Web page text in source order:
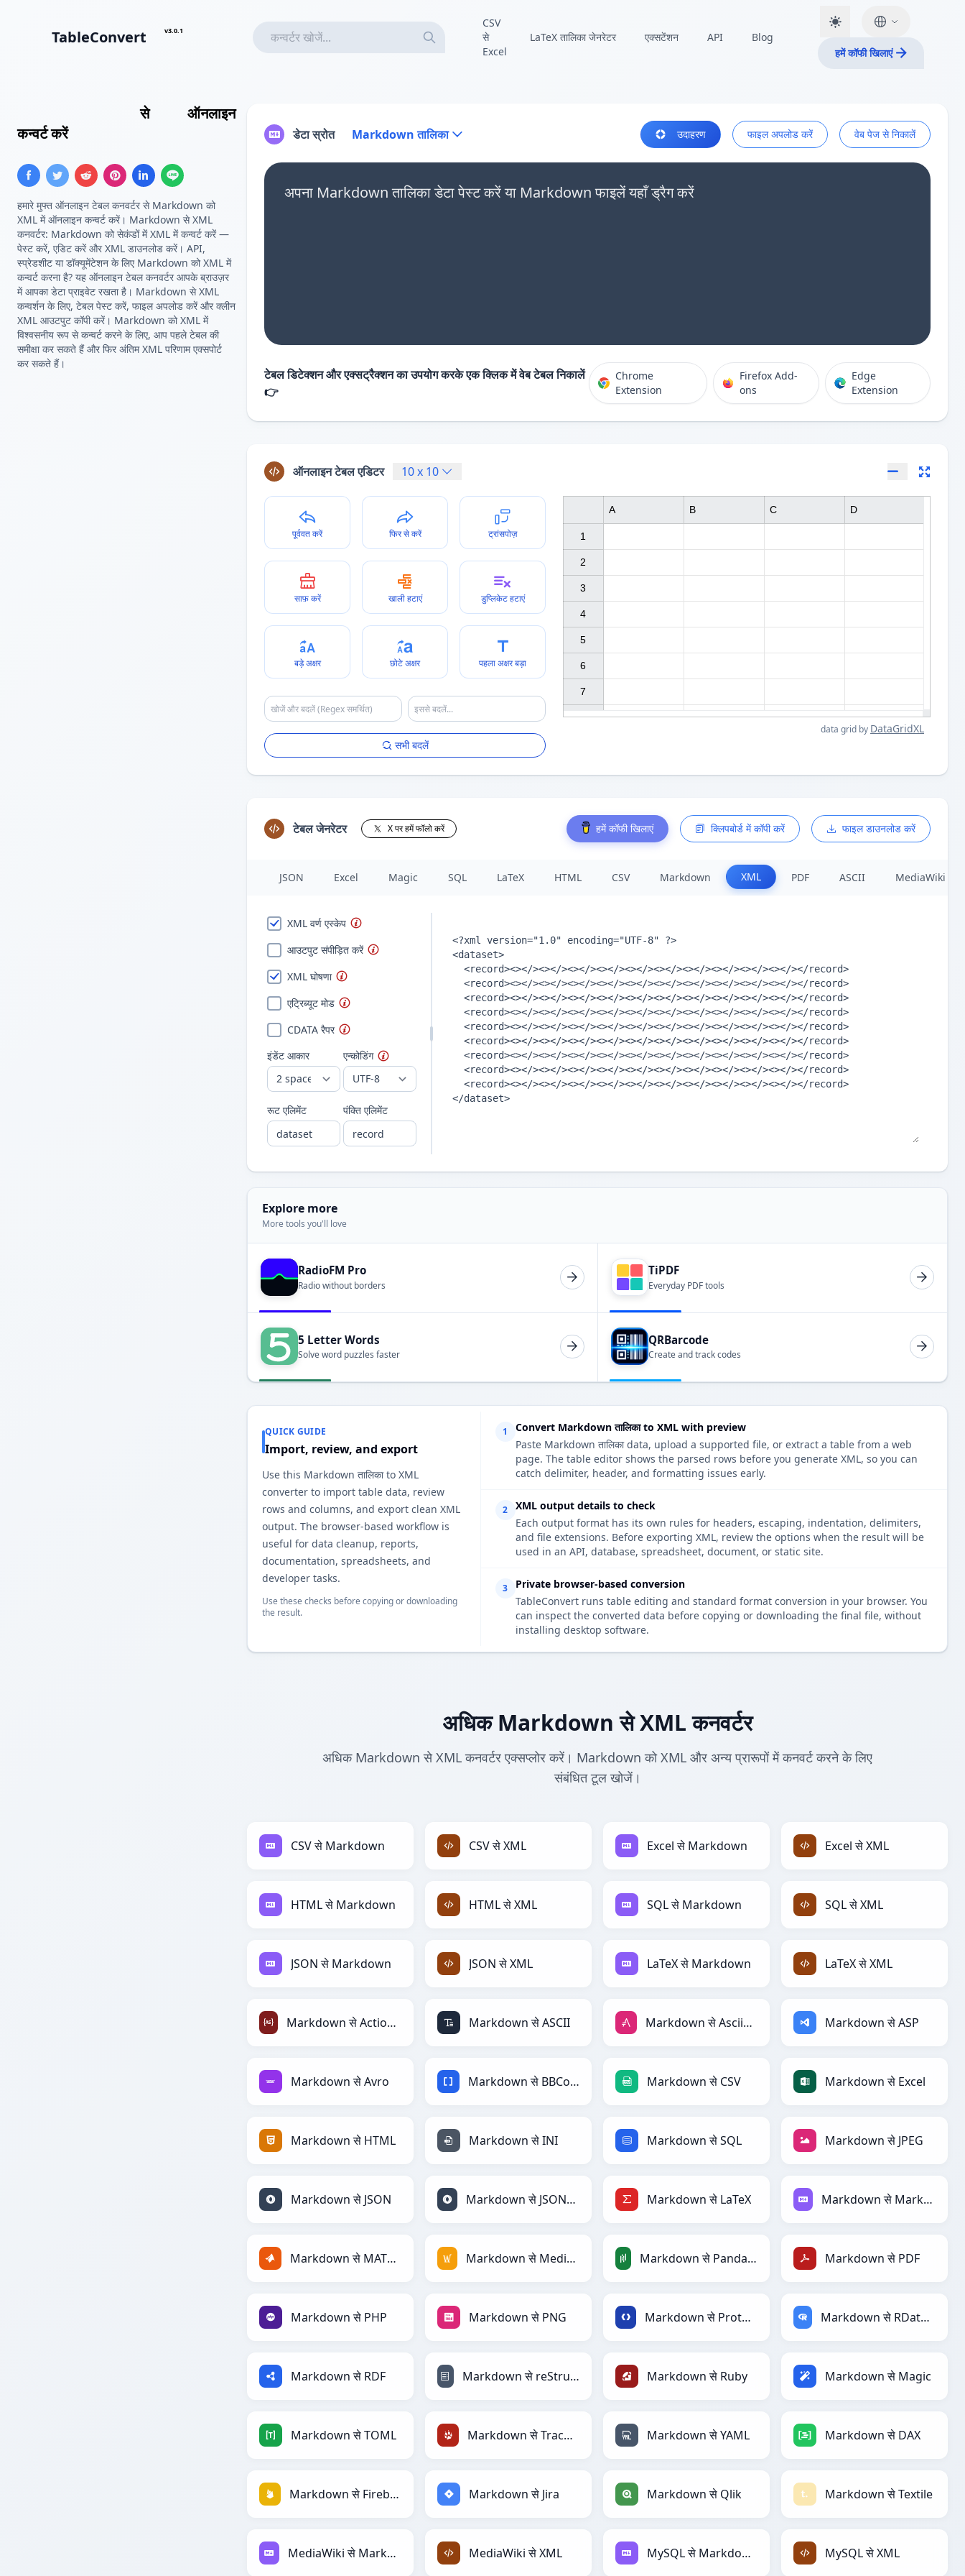
TableConvert v3.0.1
CSV
से
Excel
LaTeX तालिका जेनरेटर एक्सटेंशन API
Blog
हमें कॉफी खिलाएं
से
ऑनलाइन
कन्वर्ट करें
हमारे मुफ्त ऑनलाइन टेबल कनवर्टर से Markdown को
XML में ऑनलाइन कन्वर्ट करें। Markdown से XML
कनवर्टर: Markdown को सेकंडों में XML में कन्वर्ट करें —
पेस्ट करें, एडिट करें और XML डाउनलोड करें। API,
स्प्रेडशीट या डॉक्यूमेंटेशन के लिए Markdown को XML में
कन्वर्ट करना है? यह ऑनलाइन टेबल कनवर्टर आपके ब्राउज़र
में आपका डेटा प्राइवेट रखता है। Markdown से XML
कन्वर्शन के लिए, टेबल पेस्ट करें, फाइल अपलोड करें और क्लीन
XML आउटपुट कॉपी करें। Markdown को XML में
विश्वसनीय रूप से कन्वर्ट करने के लिए, आप पहले टेबल की
समीक्षा कर सकते हैं और फिर अंतिम XML परिणाम एक्सपोर्ट
कर सकते हैं।
डेटा स्रोत Markdown तालिका उदाहरण फाइल अपलोड करें वेब पेज से निकालें
अपना Markdown तालिका डेटा पेस्ट करें या Markdown फाइलें यहाँ ड्रैग करें
टेबल डिटेक्शन और एक्सट्रैक्शन का उपयोग करके एक क्लिक में वेब टेबल निकालें
👉
Chrome
Extension
Firefox Add-
ons
Edge
Extension
ऑनलाइन टेबल एडिटर 10x 10
पूर्ववत करें फिर से करें ट्रांसपोज़
साफ़ करें खाली हटाएं डुप्लिकेट हटाएं
बड़े अक्षर छोटे अक्षर पहला अक्षर बड़ा
सभी बदलें
data grid by DataGridXL
1
2
3
4
5
6
7
A B C D
टेबल जेनरेटर X पर हमें फॉलो करें हमें कॉफी खिलाएं क्लिपबोर्ड में कॉपी करें फाइल डाउनलोड करें
JSON Excel Magic SQL LaTeX HTML CSV Markdown XML PDF ASCII MediaWiki
XML वर्ण एस्केप
आउटपुट संपीड़ित करें
XML घोषणा
एट्रिब्यूट मोड
CDATA रैपर
इंडेंट आकार
एन्कोडिंग
रूट एलिमेंट पंक्ति एलिमेंट
Explore more
More tools you'll love
RadioFM Pro
Radio without borders
TiPDF
Everyday PDF tools
5 Letter Words
Solve word puzzles faster
QRBarcode
Create and track codes
QUICK GUIDE
Import, review, and export
Use this Markdown तालिका to XML
converter to import table data, review
rows and columns, and export clean XML
output. The browser-based workflow is
useful for data cleanup, reports,
documentation, spreadsheets, and
developer tasks.
Use these checks before copying or downloading
the result.
1
Convert Markdown तालिका to XML with preview
Paste Markdown तालिका data, upload a supported file, or extract a table from a web
page. The table editor shows the parsed rows before you generate XML, so you can
catch delimiter, header, and formatting issues early.
2
XML output details to check
Each output format has its own rules for headers, escaping, indentation, delimiters,
and file extensions. Before exporting XML, review the options when the result will be
used in an API, database, spreadsheet, document, or static site.
3
Private browser-based conversion
TableConvert runs table editing and standard format conversion in your browser. You
can inspect the converted data before copying or downloading the final file, without
installing desktop software.
अधिक Markdown से XML कनवर्टर
अधिक Markdown से XML कनवर्टर एक्सप्लोर करें। Markdown को XML और अन्य प्रारूपों में कनवर्ट करने के लिए
संबंधित टूल खोजें।
CSV से Markdown CSV से XML Excel से Markdown Excel से XML
HTML से Markdown HTML से XML SQL से Markdown SQL से XML
JSON से Markdown JSON से XML LaTeX से Markdown LaTeX से XML
Markdown से ActionScript Markdown से ASCII Markdown से AsciiDoc Markdown से ASP
Markdown से Avro Markdown से BBCode Markdown से CSV Markdown से Excel
Markdown से HTML Markdown से INI Markdown से SQL Markdown से JPEG
Markdown से JSON Markdown से JSONLines Markdown से LaTeX Markdown से Markdown
Markdown से MATLAB Markdown से MediaWiki Markdown से PandasDataFrame Markdown से PDF
Markdown से PHP Markdown से PNG Markdown से Protobuf Markdown से RDataFrame
Markdown से RDF Markdown से reStructuredText Markdown से Ruby Markdown से Magic
Markdown से TOML Markdown से TracWiki Markdown से YAML Markdown से DAX
Markdown से Firebase Markdown से Jira Markdown से Qlik Markdown से Textile
MediaWiki से Markdown MediaWiki से XML MySQL से Markdown MySQL से XML